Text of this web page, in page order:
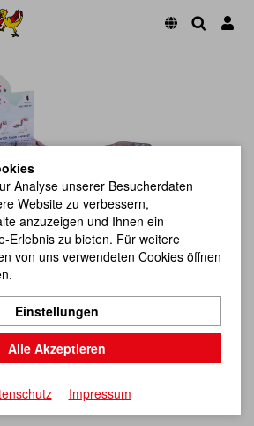
Analyse unserer Besucherdaten
Website zu verbessern,
anzuzeigen und Ihnen ein
Erlebnis zu bieten. Für weitere
von uns verwendeten Cookies öffnen
Einstellungen
Alle Akzeptieren
Impressum